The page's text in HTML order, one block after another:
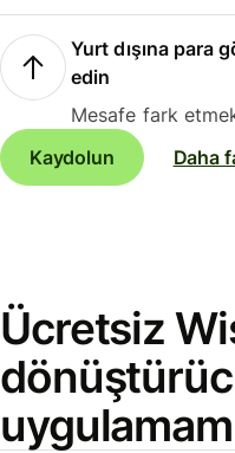
Yurt dışına para
edin
Mesafe fark
Kaydolun
Daha
Ücretsiz